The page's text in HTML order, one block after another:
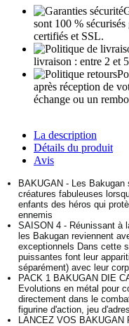
sont 100 %
certifiés et SSL.
livraison : entre 2 et
après réception de
échange ou un
La description
Détails du produit
Avis
BAKUGAN - Les
créatures fabuleuses
enfants des héros qui
ennemis
SAISON 4 - Réunissant à
les Bakugan reviennent
exceptionnels Dans cette
puissantes font leur
séparément) avec leur
PACK 1 BAKUGAN DIE
Evolutions en métal pour
directement dans le
figurine d'action, jeu
LANCEZ VOS